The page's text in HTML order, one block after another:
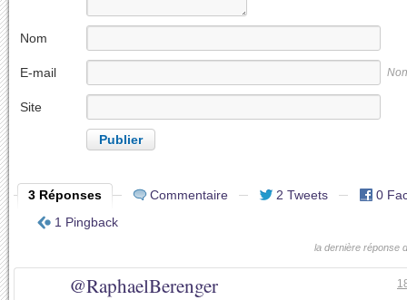
Nom
E-mail
Site
3 Réponses Commentaire 2 Tweets
0
1 Pingback
la dernière réponse
@RaphaelBerenger